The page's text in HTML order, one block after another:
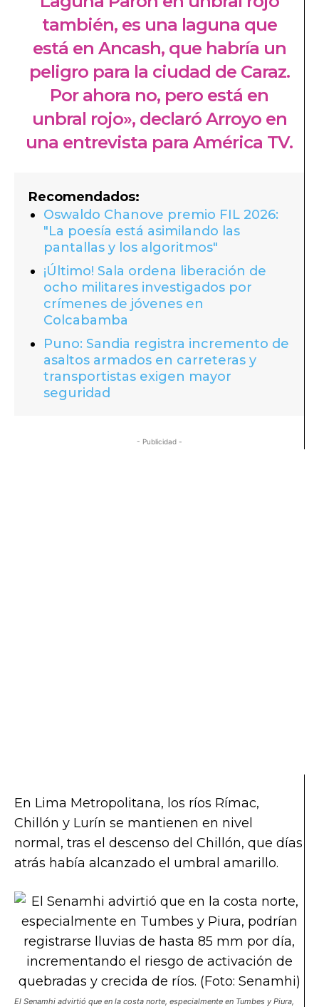
también, es una laguna que
está en Ancash, que habría un
peligro para la ciudad de Caraz.
Por ahora no, pero está en
unbral rojo», declaró Arroyo en
una entrevista para América TV.
Recomendados:
Oswaldo Chanove premio FIL 2026:
"La poesía está asimilando las
pantallas y los algoritmos"
¡Último! Sala ordena liberación de
ocho militares investigados por
crímenes de jóvenes en
Colcabamba
Puno: Sandia registra incremento de
asaltos armados en carreteras y
transportistas exigen mayor
seguridad
- Publicidad -
En Lima Metropolitana, los ríos Rímac,
Chillón y Lurín se mantienen en nivel
normal, tras el descenso del Chillón, que días
atrás había alcanzado el umbral amarillo.
El Senamhi advirtió que en la costa norte, especialmente en Tumbes y Piura,